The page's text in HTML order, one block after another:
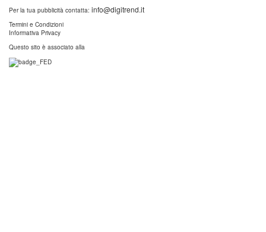
Per la tua pubblicità contatta: info@digitrend.it
Termini e Condizioni
Informativa Privacy
Questo sito è associato alla